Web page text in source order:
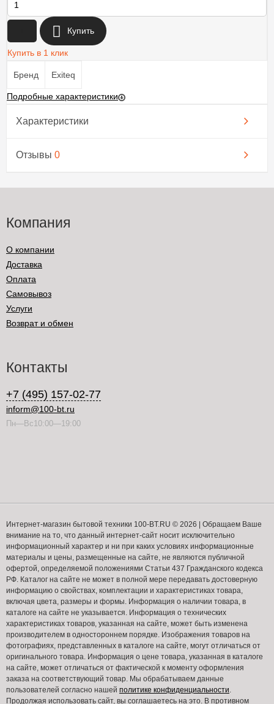
Купить
Купить в 1 клик
Бренд Exiteq
Подробные характеристики
Характеристики
Отзывы 0
Компания
О компании
Доставка
Оплата
Самовывоз
Услуги
Возврат и обмен
Контакты
+7 (495) 157-02-77
inform@100-bt.ru
Пн—Вс10:00—19:00
Интернет-магазин бытовой техники 100-BT.RU © 2026 | Обращаем Ваше
внимание на то, что данный интернет-сайт носит исключительно
информационный характер и ни при каких условиях информационные
материалы и цены, размещенные на сайте, не являются публичной
офертой, определяемой положениями Статьи 437 Гражданского кодекса
РФ. Каталог на сайте не может в полной мере передавать достоверную
информацию о свойствах, комплектации и характеристиках товара,
включая цвета, размеры и формы. Информация о наличии товара, в
каталоге на сайте не указывается. Информация о технических
характеристиках товаров, указанная на сайте, может быть изменена
производителем в одностороннем порядке. Изображения товаров на
фотографиях, представленных в каталоге на сайте, могут отличаться от
оригинального товара. Информация о цене товара, указанная в каталоге
на сайте, может отличаться от фактической к моменту оформления
заказа на соответствующий товар. Мы обрабатываем данные
пользователей согласно нашей политике конфиденциальности.
Продолжая использовать сайт, вы соглашаетесь на это. В противном